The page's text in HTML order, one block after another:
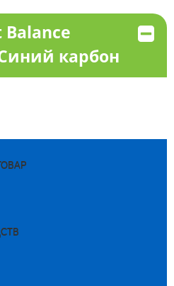
карбон